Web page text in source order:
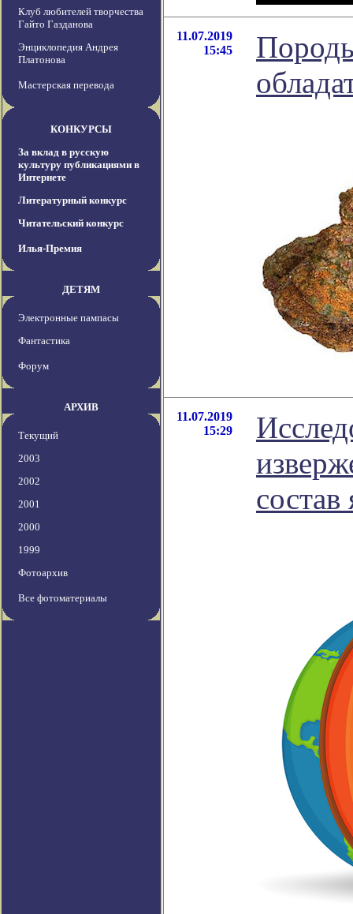
Клуб любителей творчества
Гайто Газданова
Энциклопедия Андрея
Платонова
Мастерская перевода
КОНКУРСЫ
За вклад в русскую
культуру публикациями в
Интернете
Литературный конкурс
Читательский конкурс
Илья-Премия
ДЕТЯМ
Электронные пампасы
Фантастика
Форум
АРХИВ
Текущий
2003
2002
2001
2000
1999
Фотоархив
Все фотоматериалы
11.07.2019
15:45
11.07.2019
15:29